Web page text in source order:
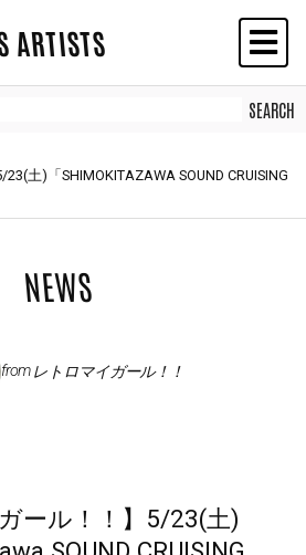
ARTISTS
土)「SHIMOKITAZAWA SOUND CRUISING
NEWS
from レトロマイガール！！
ール！！】5/23(土)